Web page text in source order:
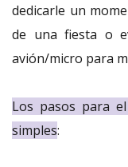
dedicarle un
de una fiesta o
avión/micro para
Los pasos para
simples: